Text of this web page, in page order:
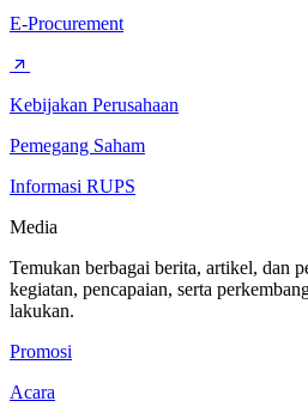
E-Procurement
Kebijakan Perusahaan
Pemegang Saham
Informasi RUPS
Media
Temukan berbagai berita, artikel, dan
kegiatan, pencapaian, serta
lakukan.
Promosi
Acara